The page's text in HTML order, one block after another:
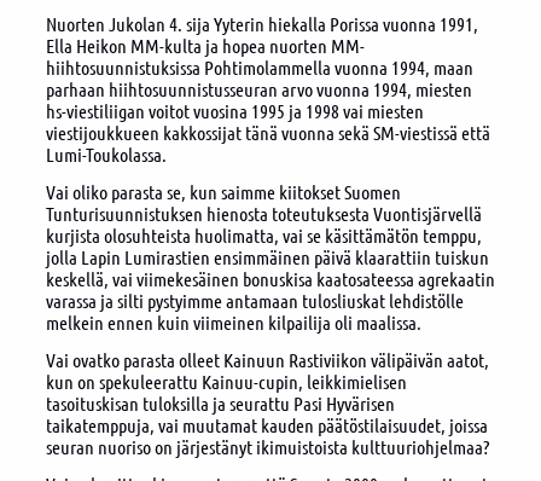
Nuorten Jukolan 4. sija Yyterin hiekalla Porissa vuonna 1991,
Ella Heikon MM-kulta ja hopea nuorten MM-
hiihtosuunnistuksissa Pohtimolammella vuonna 1994, maan
parhaan hiihtosuunnistusseuran arvo vuonna 1994, miesten
hs-viestiliigan voitot vuosina 1995 ja 1998 vai miesten
viestijoukkueen kakkossijat tänä vuonna sekä SM-viestissä että
Lumi-Toukolassa.
Vai oliko parasta se, kun saimme kiitokset Suomen
Tunturisuunnistuksen hienosta toteutuksesta Vuontisjärvellä
kurjista olosuhteista huolimatta, vai se käsittämätön temppu,
jolla Lapin Lumirastien ensimmäinen päivä klaarattiin tuiskun
keskellä, vai viimekesäinen bonuskisa kaatosateessa agrekaatin
varassa ja silti pystyimme antamaan tulosliuskat lehdistölle
melkein ennen kuin viimeinen kilpailija oli maalissa.
Vai ovatko parasta olleet Kainuun Rastiviikon välipäivän aatot,
kun on spekuleerattu Kainuu-cupin, leikkimielisen
tasoituskisan tuloksilla ja seurattu Pasi Hyvärisen
taikatemppuja, vai muutamat kauden päätöstilaisuudet, joissa
seuran nuoriso on järjestänyt ikimuistoista kulttuuriohjelmaa?